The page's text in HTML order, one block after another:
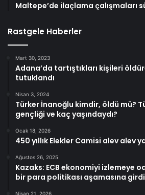
Maltepe’de ilaçlama çalışmaları
Rastgele Haberler
Mart 30, 2023
Adana’da tartıştıkları kişileri
tutuklandı
Nisan 3, 2024
Türker İnanoğlu kimdir, öldü mü?
gençliği ve kaç yaşındaydı?
Ocak 18, 2026
450 yıllık Elekler Camisi alev alev
Ağustos 26, 2025
Kazaks: ECB ekonomiyi izlemeye
bir para politikası aşamasına girdi
Nisan 21, 2026